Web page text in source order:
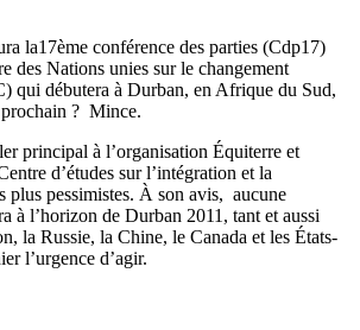
la17ème conférence des parties (Cdp17)
des Nations unies sur le changement
qui débutera à Durban, en Afrique du Sud,
? Mince.
principal à l’organisation Équiterre et
d’études sur l’intégration et la
plus pessimistes. À son avis, aucune
à l’horizon de Durban 2011, tant et aussi
la Russie, la Chine, le Canada et les États-
l’urgence d’agir.